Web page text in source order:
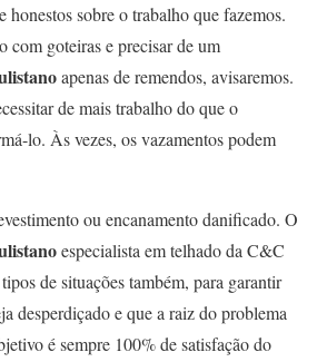
honestos sobre o trabalho que fazemos.
com goteiras e precisar de um
apenas de remendos, avisaremos.
de mais trabalho do que o
lo. Às vezes, os vazamentos podem
ou encanamento danificado. O
especialista em telhado da C&C
de situações também, para garantir
desperdiçado e que a raiz do problema
é sempre 100% de satisfação do